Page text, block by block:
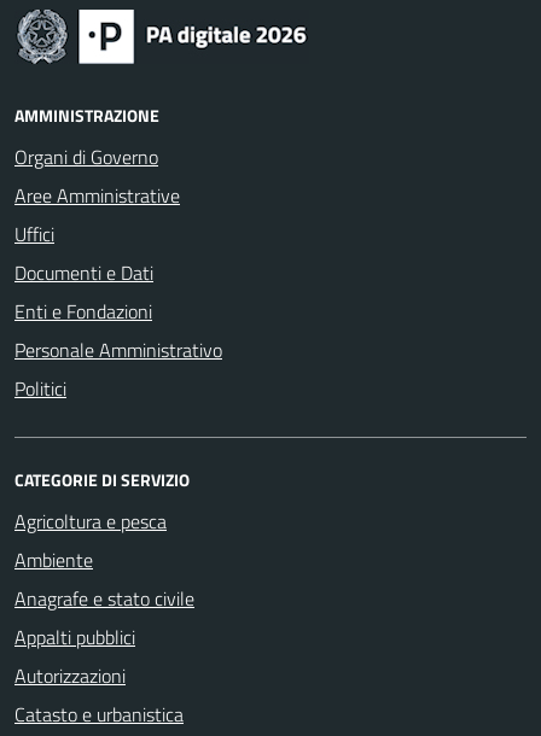
AMMINISTRAZIONE
Organi di Governo
Aree Amministrative
Uffici
Documenti e Dati
Enti e Fondazioni
Personale Amministrativo
Politici
CATEGORIE DI SERVIZIO
Agricoltura e pesca
Ambiente
Anagrafe e stato civile
Appalti pubblici
Autorizzazioni
Catasto e urbanistica